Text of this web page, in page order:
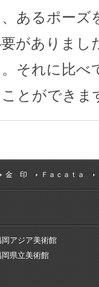
あるポーズ
がありまし
それに比べ
ことができま
金 印 Ｆａｃａｔａ
岡アジア美術館
岡県立美術館